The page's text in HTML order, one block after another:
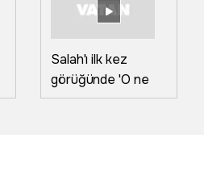
Salah'ı ilk kez
görüğünde 'O ne
bilama bişe' diyen